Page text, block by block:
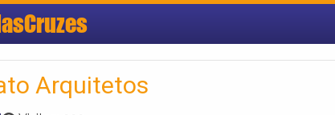
Arquitetos